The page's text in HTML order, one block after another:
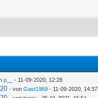
p__ - 11-09-2020, 12:28
- vonGast1969 - 11-09-2020, 14:37